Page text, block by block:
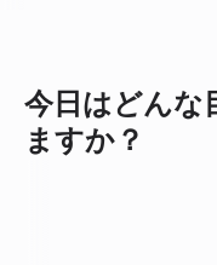
今日はどんな
ますか？